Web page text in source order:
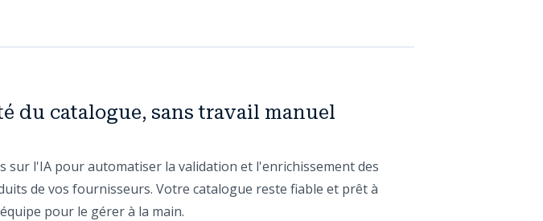
du catalogue, sans travail manuel
sur l'IA pour automatiser la validation et l'enrichissement des
de vos fournisseurs. Votre catalogue reste fiable et prêt à
pour le gérer à la main.